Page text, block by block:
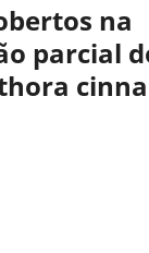
na
parcial